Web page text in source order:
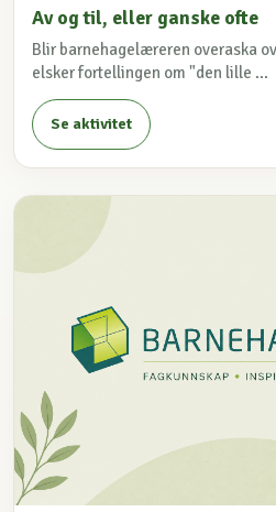
Av og til, eller ganske ofte
Blir barnehagelæreren overaska
elsker fortellingen om "den lille ...
Se aktivitet